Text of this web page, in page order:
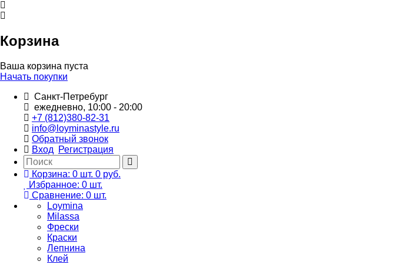
Корзина
Ваша корзина пуста
Начать покупки
Санкт-Петребург
ежедневно, 10:00 - 20:00
+7 (812)380-82-31
info@loyminastyle.ru
Обратный звонок
Вход
Регистрация
Корзина: 0 шт. 0 руб.
Избранное: 0 шт.
Сравнение: 0 шт.
Loymina
Milassa
Фрески
Краски
Лепнина
Клей